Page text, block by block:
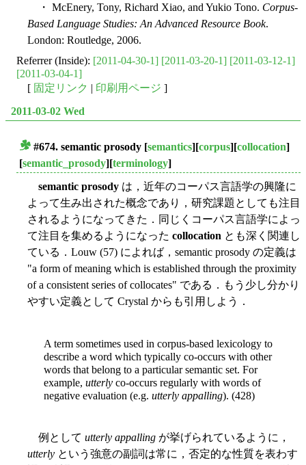
・ McEnery, Tony, Richard Xiao, and Yukio Tono. Corpus-
Based Language Studies: An Advanced Resource Book.
London: Routledge, 2006.
Referrer (Inside): [2011-04-30-1] [2011-03-20-1] [2011-03-12-1]
[2011-03-04-1]
[ 固定リンク | 印刷用ページ ]
2011-03-02 Wed
#674. semantic prosody [semantics][corpus][collocation]
[semantic_prosody][terminology]
semantic prosody は，近年のコーパス言語学の興隆に
よって生み出された概念であり，研究課題としても注目
されるようになってきた．同じくコーパス言語学によっ
て注目を集めるようになった collocation とも深く関連し
ている．Louw (57) によれば，semantic prosody の定義は
"a form of meaning which is established through the proximity
of a consistent series of collocates" である．もう少し分かり
やすい定義として Crystal からも引用しよう．
A term sometimes used in corpus-based lexicology to
describe a word which typically co-occurs with other
words that belong to a particular semantic set. For
example, utterly co-occurs regularly with words of
negative evaluation (e.g. utterly appalling). (428)
例として utterly appalling が挙げられているように，
utterly という強意の副詞は常に，否定的な性質を表わす